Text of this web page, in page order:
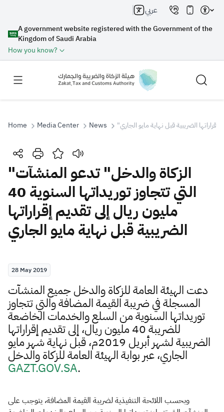
A government website registered with the Government of the
Kingdom of Saudi Arabia
How you know?
عربي
Search
Search Search AI
Suggestions
Real Estate Transactions
Home Media Center News
"الزكاة والدخل" تدعو المنشآت
التي تتجاوز توريداتها السنوية 40
مليون ريال إلى تقديم إقراراتها
الضريبية قبل نهاية مايو الجاري
28 May 2019
دعت الهيئة العامة للزكاة والدخل جميع المنشآت
المسجلة في ضريبة القيمة المضافة والتي تتجاوز
توريداتها السنوية من السلع والخدمات الخاضعة
للضريبة 40 مليون ريال ، إلى تقديم إقراراتها
الضريبية لشهر أبريل 2019م، قبل نهاية شهر مايو
الجاري، عبر بوابة الهيئة العامة للزكاة والدخل
GAZT.GOV.SA​.
وبحسب اللائحة التنفيذية لضريبة القيمة المضافة، يتوجب على